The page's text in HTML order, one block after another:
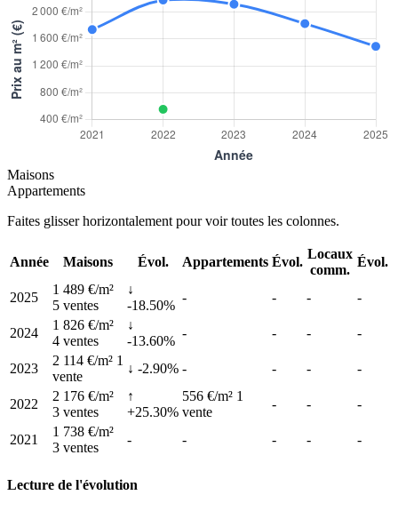
Maisons
Appartements
Faites glisser horizontalement pour voir toutes les colonnes.
Année Maisons Évol. Appartements Évol.
Locaux
comm.
Évol.
2025
1 489 €/m²
5 ventes
↓
-18.50%
- - - -
2024
1 826 €/m²
4 ventes
↓
-13.60%
- - - -
2023
2 114 €/m² 1
vente
↓ -2.90% - - - -
2022
2 176 €/m²
3 ventes
↑
+25.30%
556 €/m² 1
vente
- - -
2021
1 738 €/m²
3 ventes
- - - - -
Lecture de l'évolution